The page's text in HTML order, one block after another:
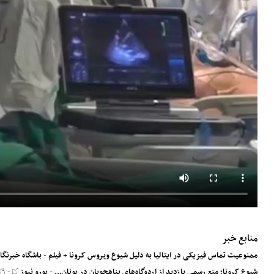
منابع خبر
ممنوعیت تماس فیزیکی در ایتالیا به دلیل شیوع ویروس کرونا + فیلم-باشگاه